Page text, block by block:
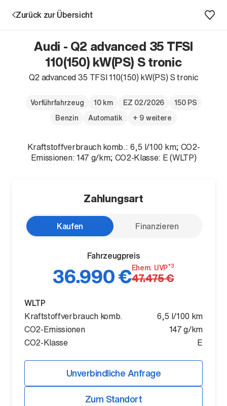
Aktion
News
Der ID. Polo Day
Zurück zur Übersicht
Audi - Q2 advanced 35 TFSI
110(150) kW(PS) S tronic
Q2 advanced 35 TFSI 110(150) kW(PS) S tronic
Vorführfahrzeug 10 km EZ 02/2026
150 PS
Benzin
Automatik + 9 weitere
Kraftstoffverbrauch komb.: 6,5 l/100 km; CO2-
Emissionen: 147 g/km; CO2-Klasse: E (WLTP)
Zahlungsart
Kaufen Finanzieren
Fahrzeugpreis
36.990 €Ehem. UVP*3
47.475 €
WLTP
Kraftstoffverbrauch komb.
6,5 l/100 km
CO2-Emissionen
147 g/km
CO2-Klasse
E
Unverbindliche Anfrage
Zum Standort